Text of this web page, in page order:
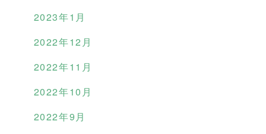
2023年1月
2022年12月
2022年11月
2022年10月
2022年9月